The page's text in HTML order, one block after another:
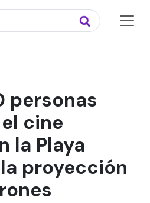
personas
cine
la Playa
proyección